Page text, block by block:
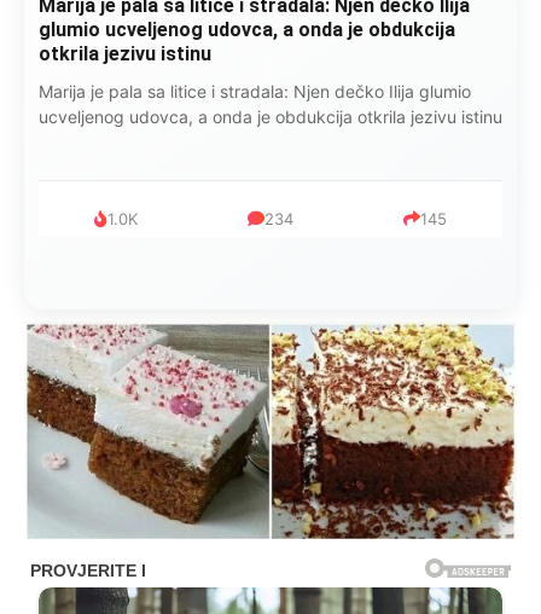
Marija je pala sa litice i stradala: Njen dečko Ilija
glumio ucveljenog udovca, a onda je obdukcija
otkrila jezivu istinu
Marija je pala sa litice i stradala: Njen dečko Ilija glumio
ucveljenog udovca, a onda je obdukcija otkrila jezivu istinu
1.0K 234 145